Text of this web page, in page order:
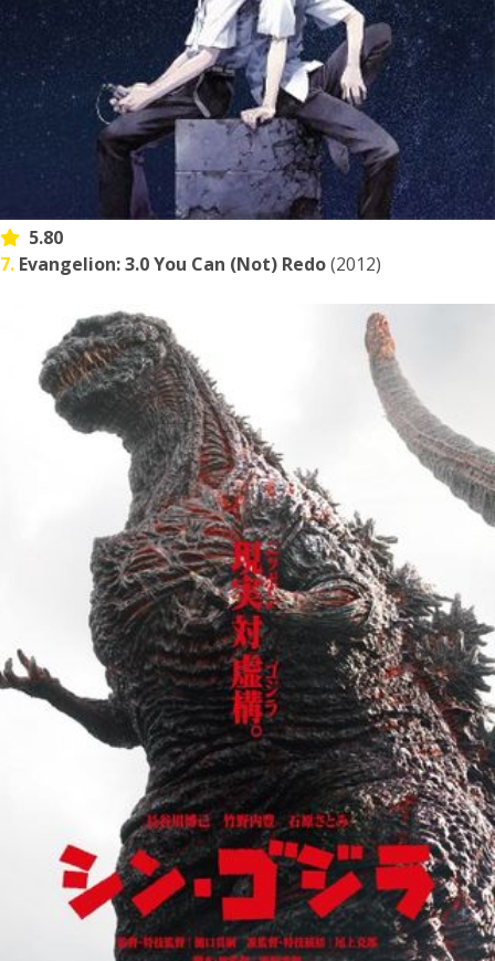
5.80
7. Evangelion: 3.0 You Can (Not) Redo(2012)